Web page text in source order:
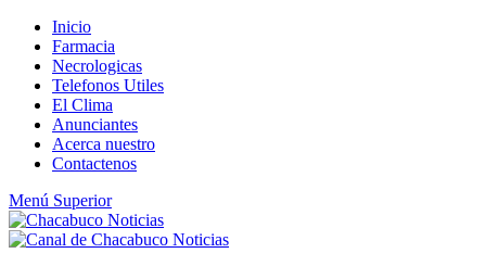
Saltar
contenido
Inicio
Farmacia
Necrologicas
Telefonos Utiles
El Clima
Anunciantes
Acerca nuestro
Contactenos
Menú Superior